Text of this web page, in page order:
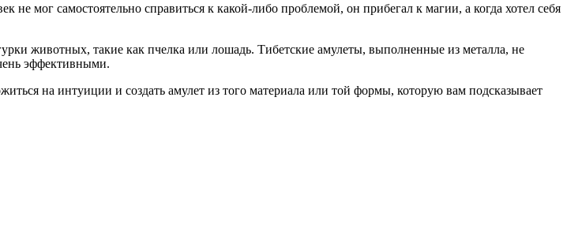
мог самостоятельно справиться к какой-либо проблемой, он прибегал к магии, а когда хотел себя
животных, такие как пчелка или лошадь. Тибетские амулеты, выполненные из металла, не
эффективными.
на интуиции и создать амулет из того материала или той формы, которую вам подсказывает